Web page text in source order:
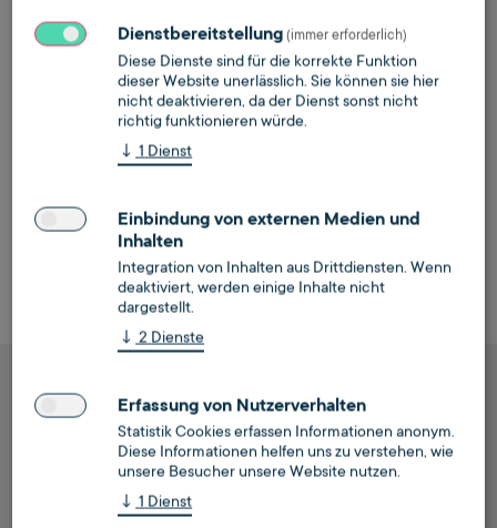
Nachfrage weiter steigt?
Wie gestalten Sie die
Wärmewende mit?
Dienstbereitstellung (immer erforderlich)
Diese Dienste sind für die korrekte Funktion
dieser Website unerlässlich. Sie können sie hier
nicht deaktivieren, da der Dienst sonst nicht
richtig funktionieren würde.
↓ 1 Dienst
Einbindung von externen Medien und
Inhalten
Integration von Inhalten aus Drittdiensten. Wenn
deaktiviert, werden einige Inhalte nicht
dargestellt.
↓ 2 Dienste
Erfassung von Nutzerverhalten
Statistik Cookies erfassen Informationen anonym.
Diese Informationen helfen uns zu verstehen, wie
unsere Besucher unsere Website nutzen.
↓ 1 Dienst